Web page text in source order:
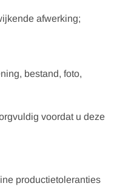
afwerking;
bestand, foto,
voordat u deze
productietoleranties